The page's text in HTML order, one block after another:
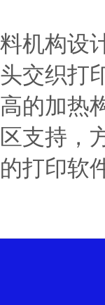
机构设
交织打
的加热
支持，
打印软